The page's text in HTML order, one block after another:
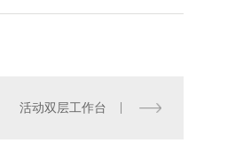
活动双层工作台